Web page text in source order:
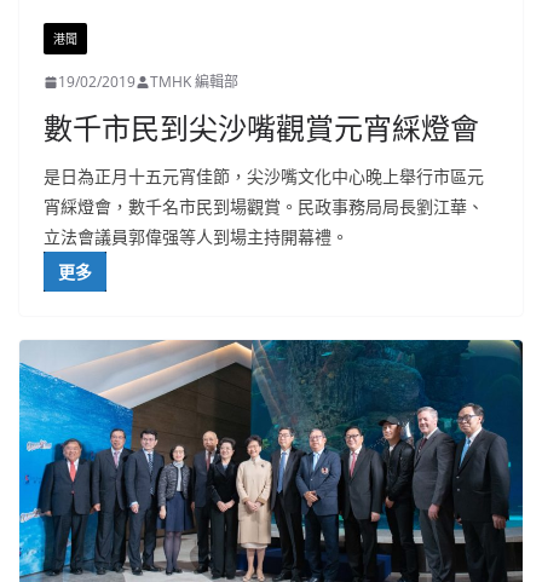
港聞
19/02/2019 TMHK 編輯部
數千市民到尖沙嘴觀賞元宵綵燈會
是日為正月十五元宵佳節，尖沙嘴文化中心晚上舉行市區元
宵綵燈會，數千名市民到場觀賞。民政事務局局長劉江華、
立法會議員郭偉强等人到場主持開幕禮。
更多